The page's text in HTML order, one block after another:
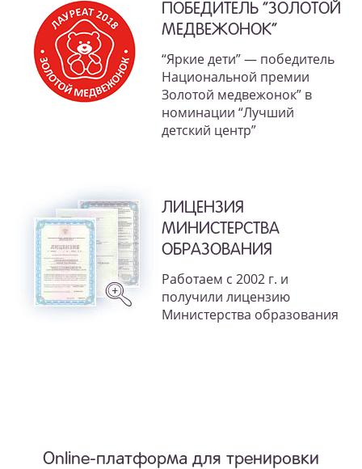
ПОБЕДИТЕЛЬ “ЗОЛОТОЙ
МЕДВЕЖОНОК”
“Яркие дети” — победитель
Национальной премии
Золотой медвежонок” в
номинации “Лучший
детский центр”
ЛИЦЕНЗИЯ
МИНИСТЕРСТВА
ОБРАЗОВАНИЯ
Работаем с 2002 г. и
получили лицензию
Министерства образования
Online-платформа для тренировки